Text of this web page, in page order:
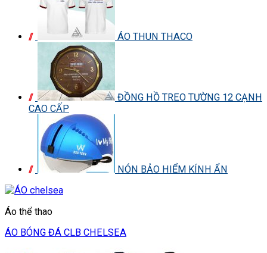
ÁO THUN THACO
ĐỒNG HỒ TREO TƯỜNG 12 CẠNH
CAO CẤP
NÓN BẢO HIỂM KÍNH ẨN
Áo thể thao
ÁO BÓNG ĐÁ CLB CHELSEA